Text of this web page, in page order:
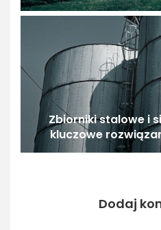
Zbiorniki stalowe i
kluczowe
Dodaj